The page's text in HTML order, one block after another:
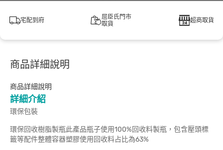
宅配到府
屈臣氏門市
取貨
超商取貨
商品詳細說明
商品詳細說明
詳細介紹
環保包裝
環保回收樹脂製瓶此產品瓶子使用100%回收料製瓶，包含壓頭標
籤等配件整體容器塑膠使用回收料占比為63%